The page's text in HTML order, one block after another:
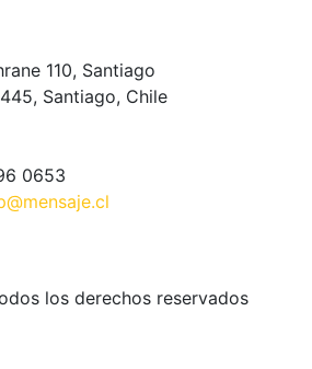
110, Santiago
Santiago, Chile
0653
los derechos reservados